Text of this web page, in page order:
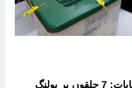
آزاد کشمیر انتخابات: 7 حلقوں پر پولنگ